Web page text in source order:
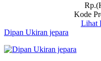
Kode
Lihat
Dipan Ukiran jepara